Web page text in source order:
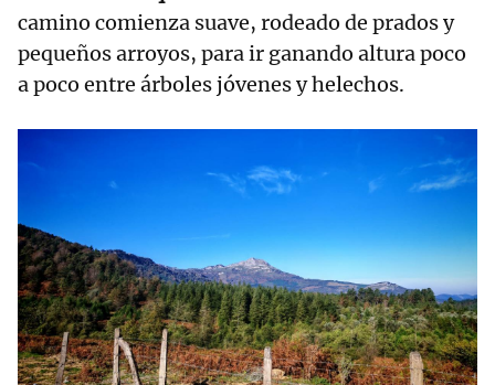
camino comienza suave, rodeado de prados y
pequeños arroyos, para ir ganando altura poco
a poco entre árboles jóvenes y helechos.